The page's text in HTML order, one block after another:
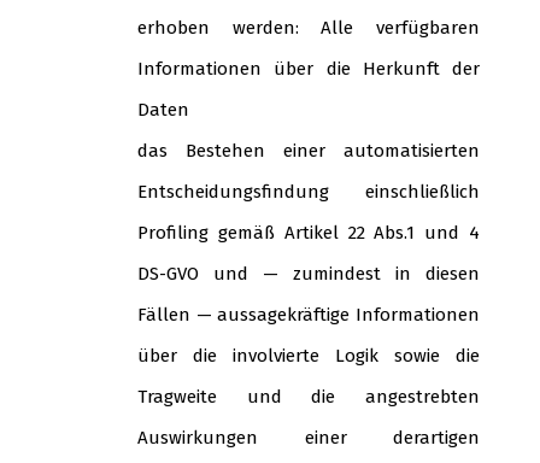
erhoben werden: Alle verfügbaren
Informationen über die Herkunft der
Daten
das Bestehen einer automatisierten
Entscheidungsfindung einschließlich
Profiling gemäß Artikel 22 Abs.1 und 4
DS-GVO und — zumindest in diesen
Fällen — aussagekräftige Informationen
über die involvierte Logik sowie die
Tragweite und die angestrebten
Auswirkungen einer derartigen